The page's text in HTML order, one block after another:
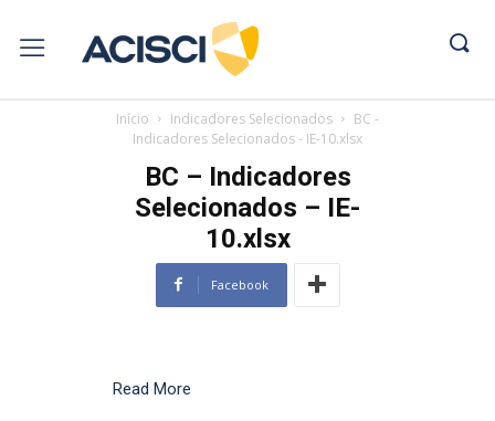
Início Indicadores Selecionados
BC -
Indicadores Selecionados - IE-10.xlsx
BC – Indicadores
Selecionados – IE-
10.xlsx
Facebook
Read More